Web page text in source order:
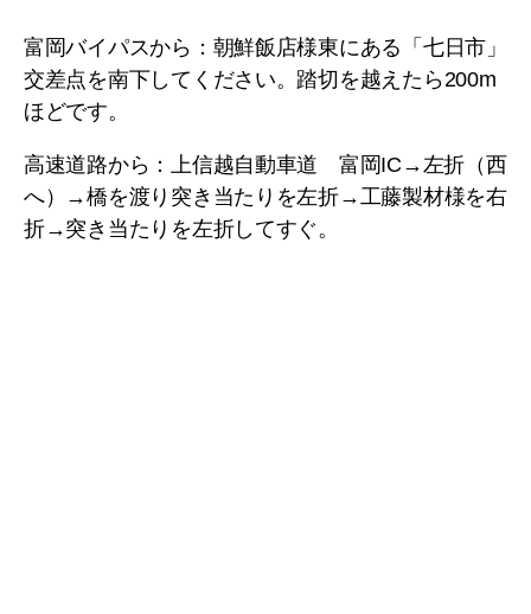
富岡バイパスから：朝鮮飯店様東にある「七日市」
交差点を南下してください。踏切を越えたら200m
ほどです。
高速道路から：上信越自動車道 富岡IC→左折（西
へ）→橋を渡り突き当たりを左折→工藤製材様を右
折→突き当たりを左折してすぐ。